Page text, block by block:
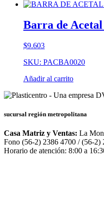
Barra de
$9.603
SKU: PACBA0020
Añadir al carrito
sucursal región metropolitana
Casa Matriz y Ventas: La
Fono (56-2) 2386 4700 / (56-2)
Horario de atención: 8:00 a